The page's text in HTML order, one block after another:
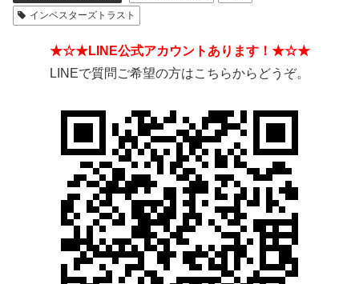
インベスターズトラスト
★☆★LINE公式アカウントあります！★☆★
LINEで質問ご希望の方はこちらからどうぞ。